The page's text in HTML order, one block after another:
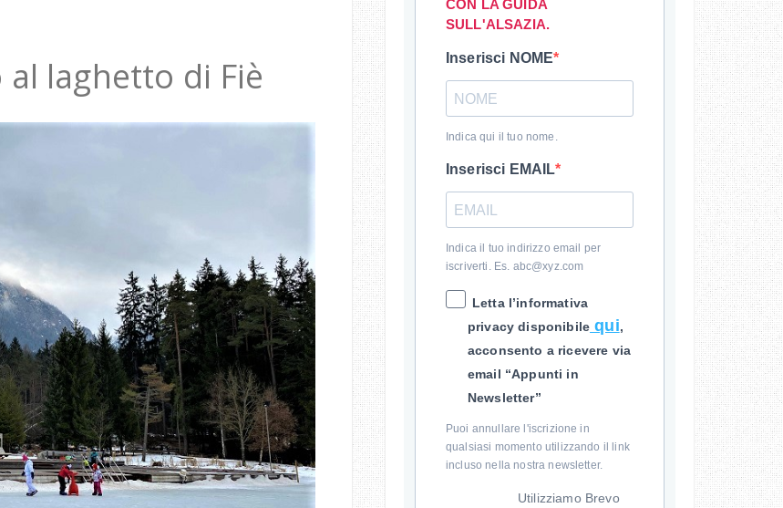
laghetto di Fiè
CON LA GUIDA
SULL'ALSAZIA.
Inserisci NOME
Indica qui il tuo nome.
Inserisci EMAIL
Indica il tuo indirizzo email per
iscriverti. Es. abc@xyz.com
Letta l’informativa
privacy disponibile qui,
acconsento a ricevere via
email “Appunti in
Newsletter”
Puoi annullare l'iscrizione in
qualsiasi momento utilizzando il link
incluso nella nostra newsletter.
Utilizziamo Brevo